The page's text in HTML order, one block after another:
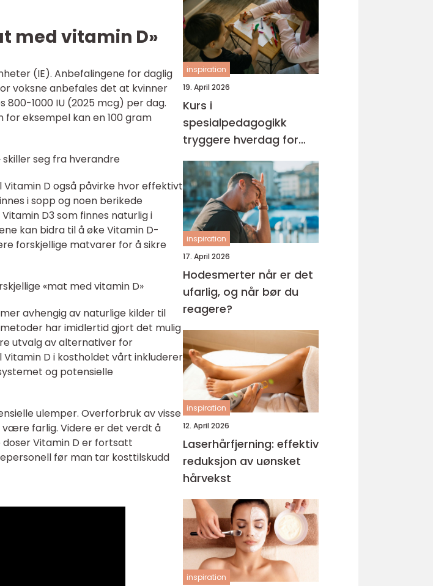
med vitamin D»
(IE). Anbefalingene for daglig
voksne anbefales det at kvinner
800-1000 IU (2025 mcg) per dag.
eksempel kan en 100 gram
skiller seg fra hverandre
Vitamin D også påvirke hvor effektivt
i sopp og noen berikede
D3 som finnes naturlig i
kan bidra til å øke Vitamin D-
forskjellige matvarer for å sikre
«mat med vitamin D»
avhengig av naturlige kilder til
har imidlertid gjort det mulig
utvalg av alternativer for
D i kostholdet vårt inkluderer
og potensielle
ulemper. Overforbruk av visse
være farlig. Videre er det verdt å
Vitamin D er fortsatt
før man tar kosttilskudd
inspiration
19. April 2026
Kurs i
spesialpedagogikk
tryggere hverdag for
barn med ekstra behov
inspiration
17. April 2026
Hodesmerter når er det
ufarlig, og når bør du
reagere?
inspiration
12. April 2026
Laserhårfjerning: effektiv
reduksjon av uønsket
hårvekst
inspiration